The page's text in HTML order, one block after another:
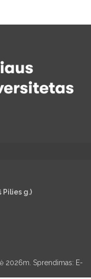
Pilies g.)
2026m. Sprendimas: E-